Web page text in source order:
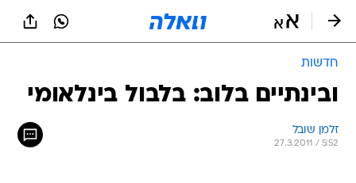
חדשות
ובינתיים בלוב: בלבול בינלאומי
זלמן שובל
27.3.2011 / 5:52